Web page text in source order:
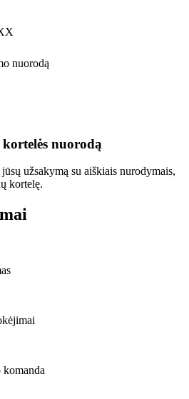
nuorodą
nuorodą
užsakymą su aiškiais nurodymais,
kortelę.